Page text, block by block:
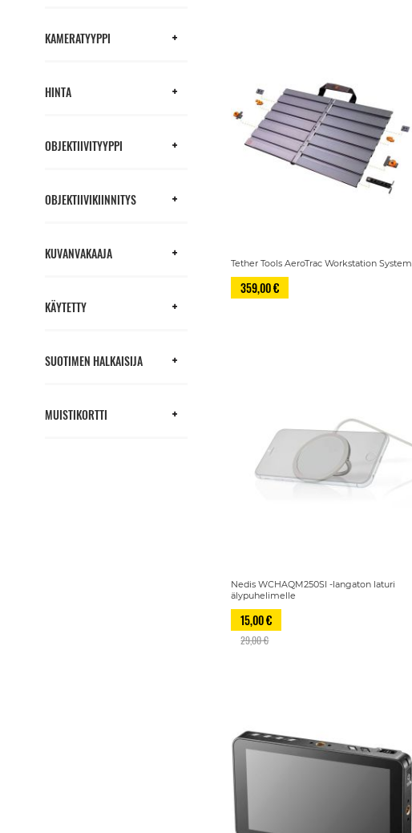
Tether Tools AeroTrac Workstation System
359,00 €
Nedis WCHAQM250SI -langaton laturi
älypuhelimelle
15,00 €
29,00 €
KAMERATYYPPI
HINTA
OBJEKTIIVITYYPPI
OBJEKTIIVIKIINNITYS
KUVANVAKAAJA
KÄYTETTY
SUOTIMEN HALKAISIJA
MUISTIKORTTI